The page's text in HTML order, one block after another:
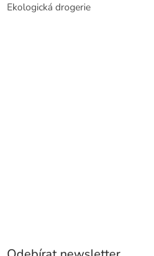
Ekologická drogerie